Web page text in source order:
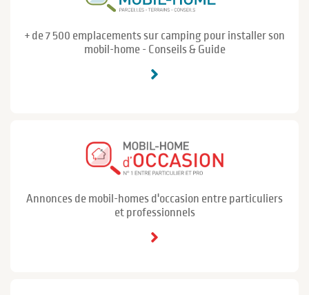
+ de 7 500 emplacements sur camping pour installer son
mobil-home - Conseils & Guide
Annonces de mobil-homes d'occasion entre particuliers
et professionnels